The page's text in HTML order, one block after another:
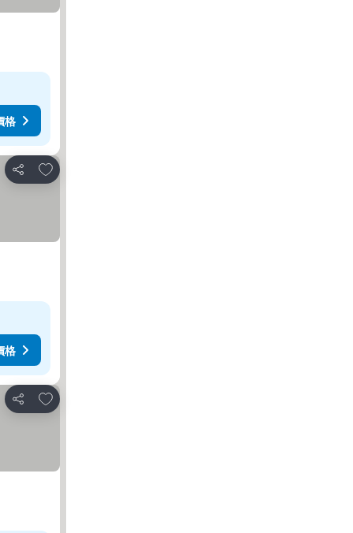
格
分享
加入我的最愛
格
分享
加入我的最愛